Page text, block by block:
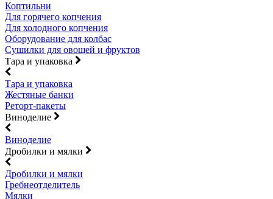
Коптильни
Для горячего копчения
Для холодного копчения
Оборудование для колбас
Сушилки для овощей и фруктов
Тара и упаковка
Тара и упаковка
Жестяные банки
Реторт-пакеты
Виноделие
Виноделие
Дробилки и мялки
Дробилки и мялки
Гребнеотделитель
Мялки